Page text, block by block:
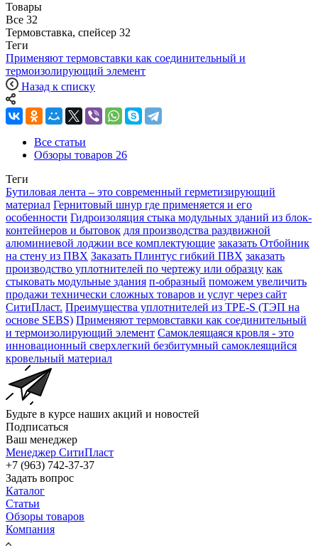
Товары
Все 32
Термовставка, спейсер 32
Теги
Применяют термовставки как соединительный и
термоизолирующий элемент
Назад к списку
Все статьи
Обзоры товаров 26
Теги
Бутиловая лента – это современный герметизирующий
материал Гернитовый шнур где применяется и его
особенности Гидроизоляция стыка модульных зданий из блок-
контейнеров и бытовок для производства раздвижной
алюминиевой лоджии все комплектующие заказать Отбойник
на стену из ПВХ Заказать Плинтус гибкий ПВХ заказать
производство уплотнителей по чертежу или образцу как
стыковать модульные здания п-образный поможем увеличить
продажи технически сложных товаров и услуг через сайт
СитиПласт. Преимущества уплотнителей из TPE-S (ТЭП на
основе SEBS) Применяют термовставки как соединительный
и термоизолирующий элемент Самоклеящаяся кровля - это
инновационный сверхлегкий безбитумный самоклеящийся
кровельный материал
Будьте в курсе наших акций и новостей
Подписаться
Ваш менеджер
Менеджер СитиПласт
+7 (963) 742-37-37
Задать вопрос
Каталог
Статьи
Обзоры товаров
Компания